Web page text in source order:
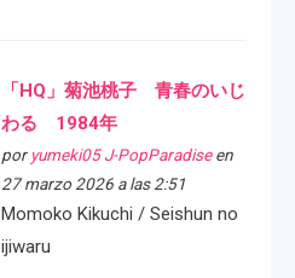
「HQ」菊池桃子 青春のいじ
わる 1984年
por yumeki05 J-PopParadiseen
27 marzo 2026 a las 2:51
Momoko Kikuchi / Seishun no
ijiwaru